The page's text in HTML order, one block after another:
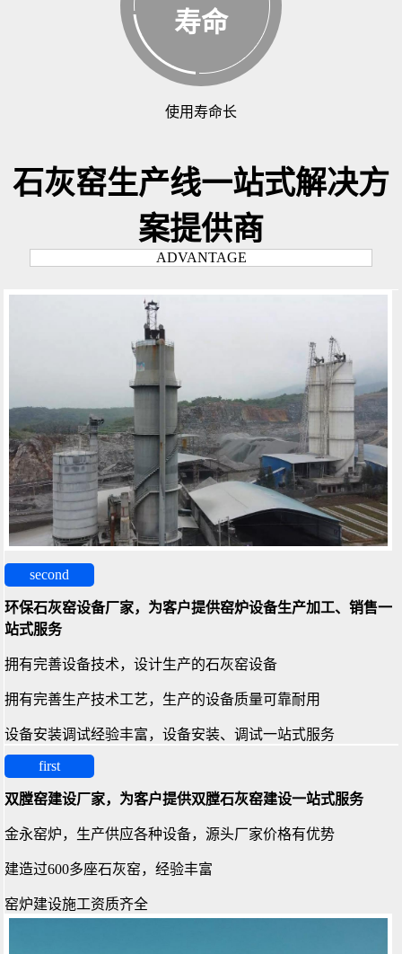
寿命
使用寿命长
石灰窑生产线一站式解决方
案提供商
ADVANTAGE
second
环保石灰窑设备厂家，为客户提供窑炉设备生产加工、销售一
站式服务
拥有完善设备技术，设计生产的石灰窑设备
拥有完善生产技术工艺，生产的设备质量可靠耐用
设备安装调试经验丰富，设备安装、调试一站式服务
first
双膛窑建设厂家，为客户提供双膛石灰窑建设一站式服务
金永窑炉，生产供应各种设备，源头厂家价格有优势
建造过600多座石灰窑，经验丰富
窑炉建设施工资质齐全